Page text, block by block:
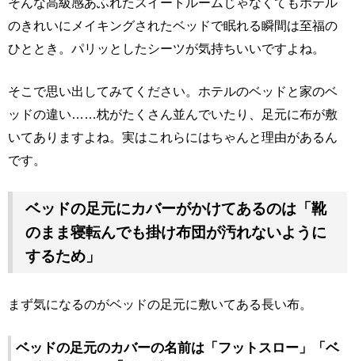
のきれいにメイキングされたベッドで眠れる瞬間は至福の
ひととき。パリッとしたシーツが気持ちいいですよね。
そこで思い出してみてください。ホテルのベッドと家のベ
ッドの違い……枕がたくさん並んでいたり、足元に布が敷
いてありますよね。実はこれらにはちゃんと理由があるん
です。
ベッドの足元にカバーがかけてあるのは「靴
のまま寝転んでも掛け布団が汚れないように
するため」
まず気になるのがベッドの足元に敷いてある長い布。
ベッドの足元のカバーの名前は「フットスロー」「ベ